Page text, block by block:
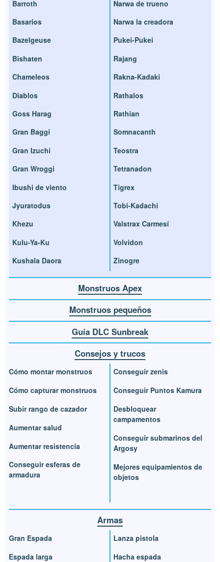
Barroth
Basarios
Bazelgeuse
Bishaten
Chameleos
Diablos
Goss Harag
Gran Baggi
Gran Izuchi
Gran Wroggi
Ibushi de viento
Jyuratodus
Khezu
Kulu-Ya-Ku
Kushala Daora
Narwa de trueno
Narwa la creadora
Pukei-Pukei
Rajang
Rakna-Kadaki
Rathalos
Rathian
Somnacanth
Teostra
Tetranadon
Tigrex
Tobi-Kadachi
Valstrax Carmesí
Volvidon
Zinogre
Monstruos Apex
Monstruos pequeños
Guía DLC Sunbreak
Consejos y trucos
Cómo montar monstruos
Cómo capturar monstruos
Subir rango de cazador
Aumentar salud
Aumentar resistencia
Conseguir esferas de
armadura
Conseguir zenis
Conseguir Puntos Kamura
Desbloquear
campamentos
Conseguir submarinos del
Argosy
Mejores equipamientos de
objetos
Armas
Gran Espada
Espada larga
Lanza pistola
Hacha espada